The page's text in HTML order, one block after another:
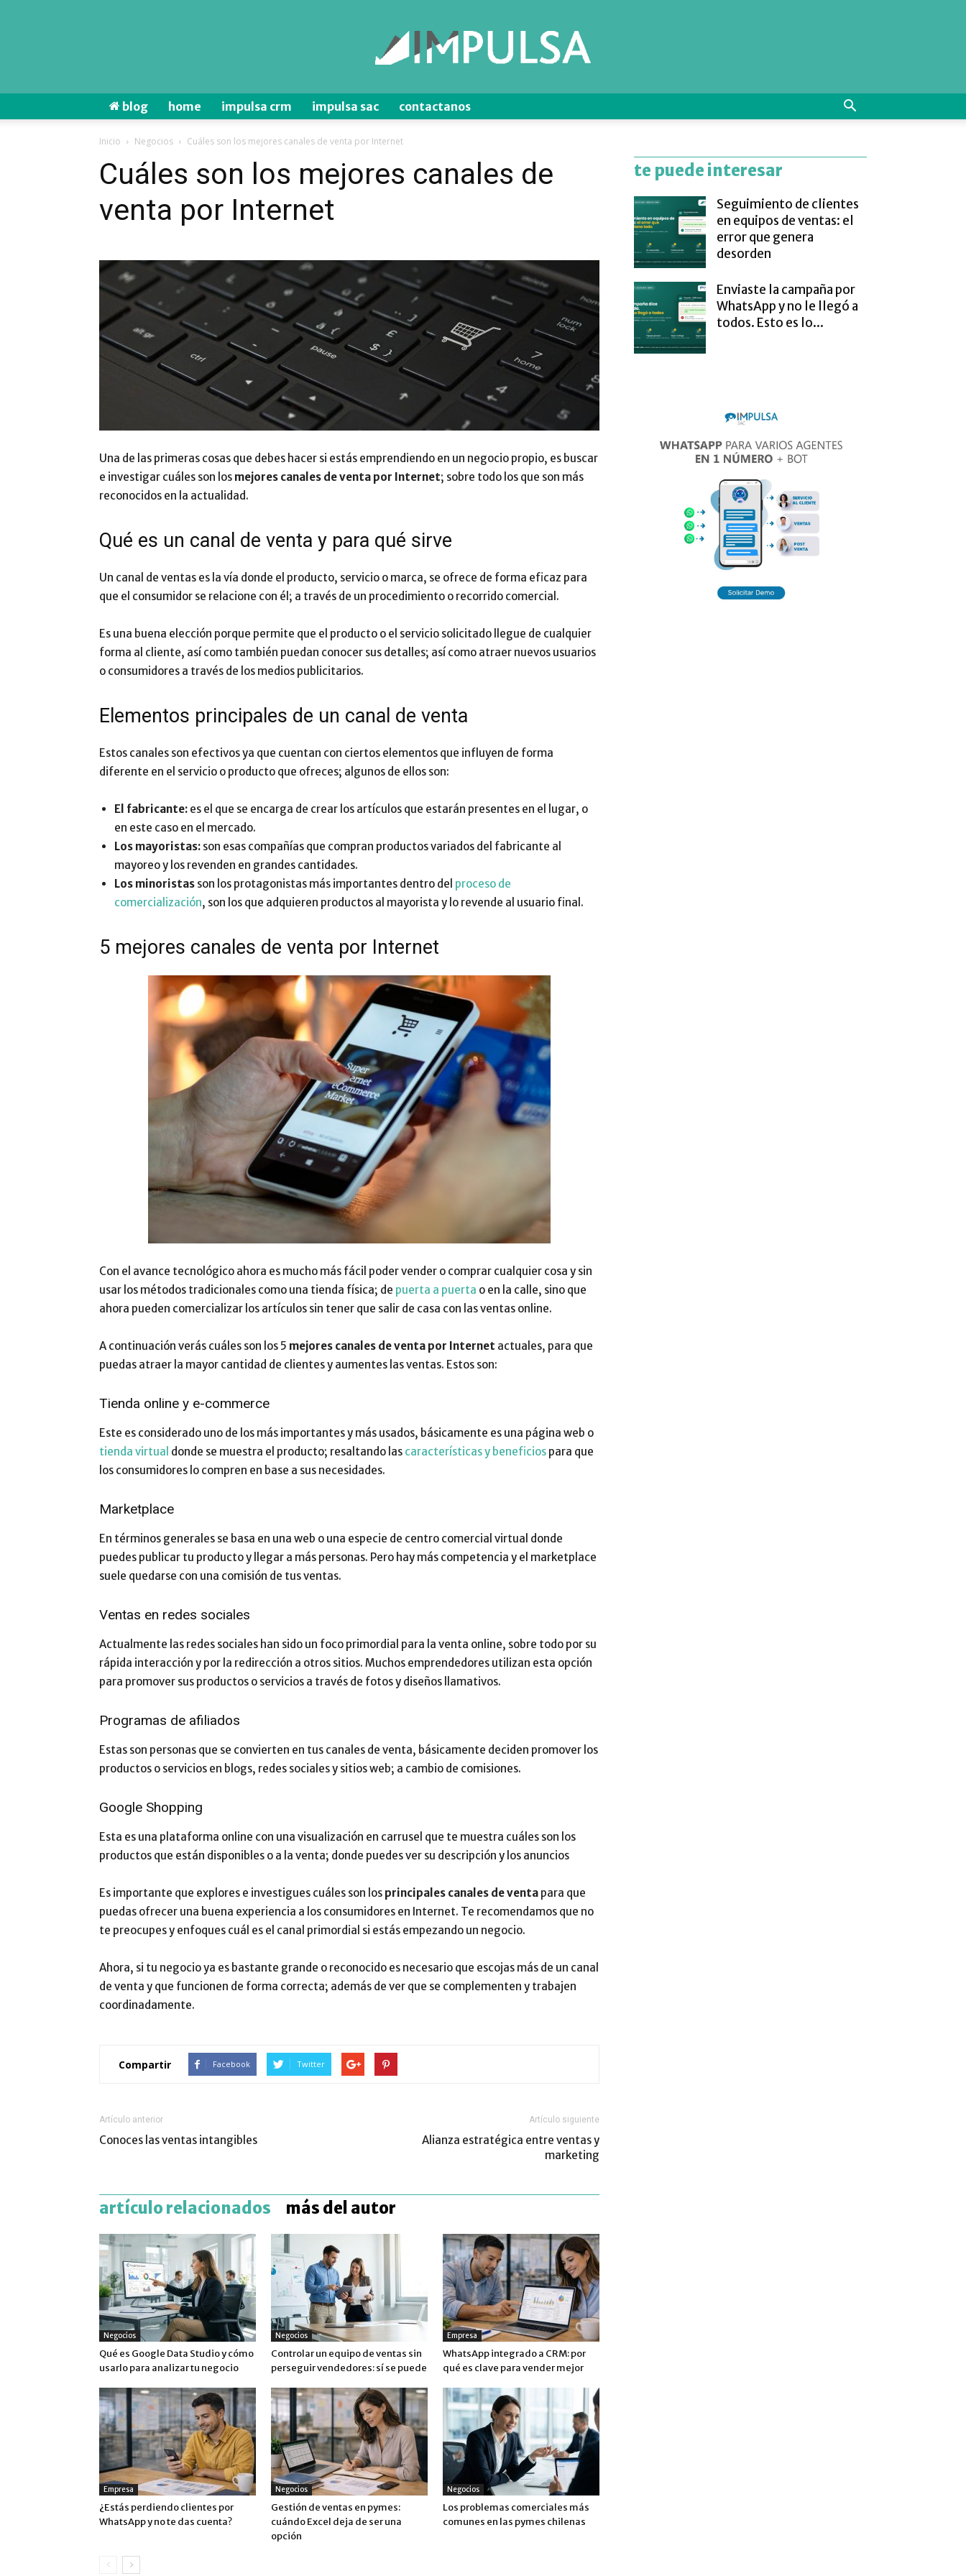
Ventas
Digitalización
–
blog home impulsa crm impulsa sac contactanos
Inicio Negocios Cuáles son los mejores canales de venta por Internet
Cuáles son los mejores canales de
venta por Internet
Una de las primeras cosas que debes hacer si estás emprendiendo en un negocio propio, es buscar
e investigar cuáles son los mejores canales de venta por Internet; sobre todo los que son más
reconocidos en la actualidad.
Qué es un canal de venta y para qué sirve
Un canal de ventas es la vía donde el producto, servicio o marca, se ofrece de forma eficaz para
que el consumidor se relacione con él; a través de un procedimiento o recorrido comercial.
Es una buena elección porque permite que el producto o el servicio solicitado llegue de cualquier
forma al cliente, así como también puedan conocer sus detalles; así como atraer nuevos usuarios
o consumidores a través de los medios publicitarios.
Elementos principales de un canal de venta
Estos canales son efectivos ya que cuentan con ciertos elementos que influyen de forma
diferente en el servicio o producto que ofreces; algunos de ellos son:
El fabricante: es el que se encarga de crear los artículos que estarán presentes en el lugar, o
en este caso en el mercado.
Los mayoristas: son esas compañías que compran productos variados del fabricante al
mayoreo y los revenden en grandes cantidades.
Los minoristas son los protagonistas más importantes dentro del proceso de
comercialización, son los que adquieren productos al mayorista y lo revende al usuario final.
5 mejores canales de venta por Internet
Con el avance tecnológico ahora es mucho más fácil poder vender o comprar cualquier cosa y sin
usar los métodos tradicionales como una tienda física; de puerta a puerta o en la calle, sino que
ahora pueden comercializar los artículos sin tener que salir de casa con las ventas online.
A continuación verás cuáles son los 5 mejores canales de venta por Internet actuales, para que
puedas atraer la mayor cantidad de clientes y aumentes las ventas. Estos son:
Tienda online y e-commerce
Este es considerado uno de los más importantes y más usados, básicamente es una página web o
tienda virtual donde se muestra el producto; resaltando las características y beneficios para que
los consumidores lo compren en base a sus necesidades.
Marketplace
En términos generales se basa en una web o una especie de centro comercial virtual donde
puedes publicar tu producto y llegar a más personas. Pero hay más competencia y el marketplace
suele quedarse con una comisión de tus ventas.
Ventas en redes sociales
Actualmente las redes sociales han sido un foco primordial para la venta online, sobre todo por su
rápida interacción y por la redirección a otros sitios. Muchos emprendedores utilizan esta opción
para promover sus productos o servicios a través de fotos y diseños llamativos.
Programas de afiliados
Estas son personas que se convierten en tus canales de venta, básicamente deciden promover los
productos o servicios en blogs, redes sociales y sitios web; a cambio de comisiones.
Google Shopping
Esta es una plataforma online con una visualización en carrusel que te muestra cuáles son los
productos que están disponibles o a la venta; donde puedes ver su descripción y los anuncios
Es importante que explores e investigues cuáles son los principales canales de venta para que
puedas ofrecer una buena experiencia a los consumidores en Internet. Te recomendamos que no
te preocupes y enfoques cuál es el canal primordial si estás empezando un negocio.
Ahora, si tu negocio ya es bastante grande o reconocido es necesario que escojas más de un canal
de venta y que funcionen de forma correcta; además de ver que se complementen y trabajen
coordinadamente.
Compartir Facebook Twitter
Artículo anterior
Conoces las ventas intangibles
Artículo siguiente
Alianza estratégica entre ventas y
marketing
artículo relacionados más del autor
Negocios
Qué es Google Data Studio y cómo
usarlo para analizar tu negocio
Negocios
Controlar un equipo de ventas sin
perseguir vendedores: sí se puede
Empresa
WhatsApp integrado a CRM: por
qué es clave para vender mejor
Empresa
¿Estás perdiendo clientes por
WhatsApp y no te das cuenta?
Negocios
Gestión de ventas en pymes:
cuándo Excel deja de ser una
opción
Negocios
Los problemas comerciales más
comunes en las pymes chilenas
te puede interesar
Seguimiento de clientes
en equipos de ventas: el
error que genera
desorden
Enviaste la campaña por
WhatsApp y no le llegó a
todos. Esto es lo...